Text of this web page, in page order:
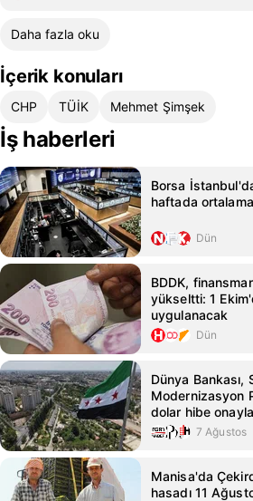
Daha fazla oku
İçerik konuları
CHP TÜİK Mehmet Şimşek
İş haberleri
Borsa
haftada
Dün
BDDK,
yükseltti: 1
uygulanacak
Dün
Dünya Bankası,
Modernizasyon
dolar hibe
7 Ağustos
Manisa'da
hasadı 11